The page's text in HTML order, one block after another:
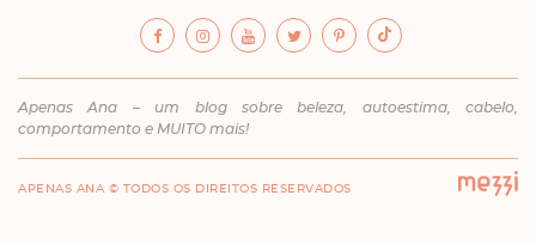
Apenas Ana – um blog sobre beleza, autoestima, cabelo,
comportamento e MUITO mais!
APENAS ANA © TODOS OS DIREITOS RESERVADOS